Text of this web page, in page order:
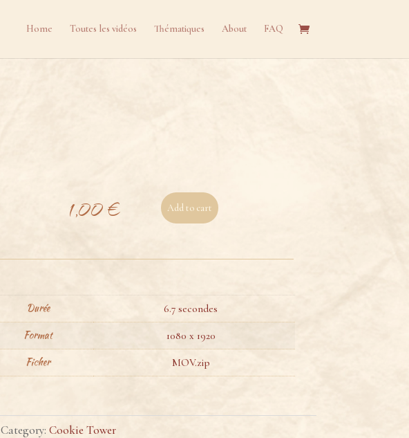
Home Toutes les vidéos Thématiques About FAQ
1,00€ Add to cart
Durée 6.7 secondes
Format 1080 x 1920
Ficher MOV.zip
Category: Cookie Tower